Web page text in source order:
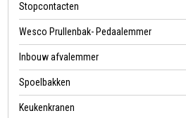
Stopcontacten
Wesco Prullenbak- Pedaalemmer
Inbouw afvalemmer
Spoelbakken
Keukenkranen